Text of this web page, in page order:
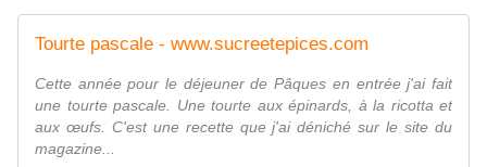
Tourte pascale - www.sucreetepices.com
Cette année pour le déjeuner de Pâques en entrée j'ai fait
une tourte pascale. Une tourte aux épinards, à la ricotta et
aux œufs. C'est une recette que j'ai déniché sur le site du
magazine...